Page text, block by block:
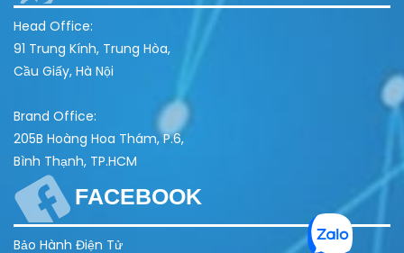
Head Office:
91 Trung Kính, Trung Hòa,
Cầu Giấy, Hà Nội
Brand Office:
205B Hoàng Hoa Thám, P.6,
Bình Thạnh, TP.HCM
FACEBOOK
Bảo Hành Điện Tử